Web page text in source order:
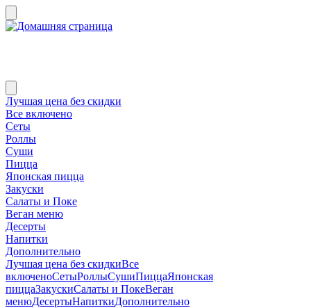
Лучшая цена без скидки
Все включено
Сеты
Роллы
Суши
Пицца
Японская пицца
Закуски
Салаты и Поке
Веган меню
Десерты
Напитки
Дополнительно
Лучшая цена без скидкиВсе
включеноСетыРоллыСушиПиццаЯпонская
пиццаЗакускиСалаты и ПокеВеган
менюДесертыНапиткиДополнительно